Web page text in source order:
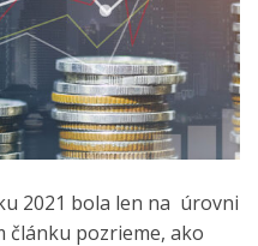
2021 bola len na úrovni
článku pozrieme, ako